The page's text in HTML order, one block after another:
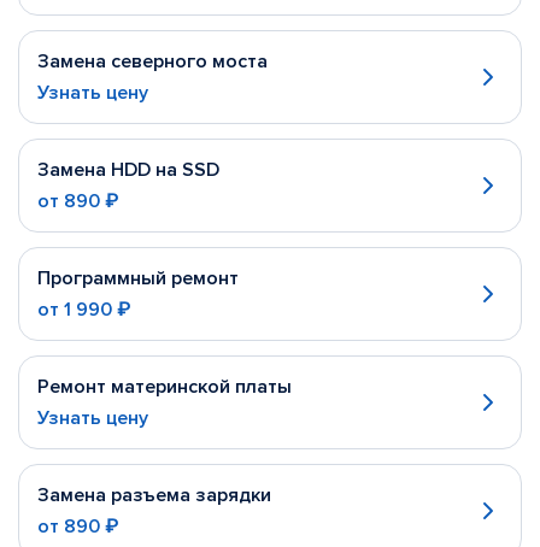
Замена северного моста
Узнать цену
Замена HDD на SSD
от 890 ₽
Программный ремонт
от 1 990 ₽
Ремонт материнской платы
Узнать цену
Замена разъема зарядки
от 890 ₽